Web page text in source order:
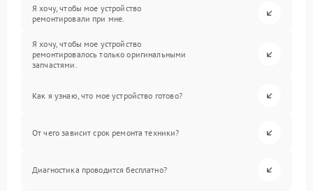
Я хочу, чтобы мое устройство
ремонтировали при мне.
Я хочу, чтобы мое устройство
ремонтировалось только оригинальными
запчастями.
Как я узнаю, что мое устройство готово?
От чего зависит срок ремонта техники?
Диагностика проводится бесплатно?